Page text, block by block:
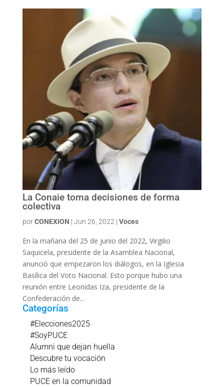
La Conaie toma decisiones de forma
colectiva
porCONEXION | Jun 26, 2022 | Voces
En la mañana del 25 de junio del 2022, Virgilio
Saquicela, presidente de la Asamblea Nacional,
anunció que empezaron los diálogos, en la Iglesia
Basílica del Voto Nacional. Esto porque hubo una
reunión entre Leonidas Iza, presidente de la
Confederación de...
Categorías
#Elecciones2025
#SoyPUCE
Alumni que dejan huella
Descubre tu vocación
Lo más leído
PUCE en la comunidad